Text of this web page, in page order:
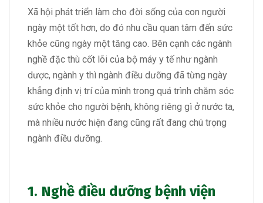
Xã hội phát triển làm cho đời sống của con người
ngày một tốt hơn, do đó nhu cầu quan tâm đến sức
khỏe cũng ngày một tăng cao. Bên cạnh các ngành
nghề đặc thù cốt lõi của bộ máy y tế như ngành
dược, ngành y thì ngành điều dưỡng đã từng ngày
khẳng định vị trí của mình trong quá trình chăm sóc
sức khỏe cho người bệnh, không riêng gì ở nước ta,
mà nhiều nước hiện đang cũng rất đang chú trọng
ngành điều dưỡng.
1. Nghề điều dưỡng bệnh viện